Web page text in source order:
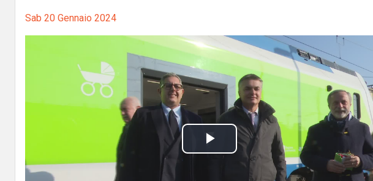
Sab 20 Gennaio 2024
P